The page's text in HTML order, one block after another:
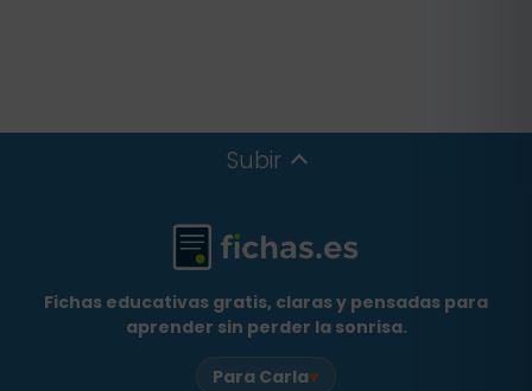
Subir
Fichas educativas gratis, claras y pensadas para
aprender sin perder la sonrisa.
Para Carla♥